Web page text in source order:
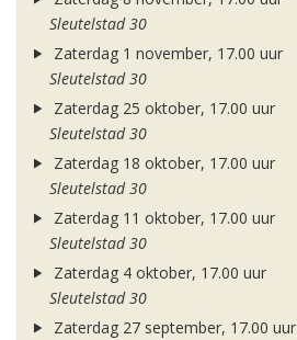
Sleutelstad 30
Zaterdag 1 november, 17.00 uur
Sleutelstad 30
Zaterdag 25 oktober, 17.00 uur
Sleutelstad 30
Zaterdag 18 oktober, 17.00 uur
Sleutelstad 30
Zaterdag 11 oktober, 17.00 uur
Sleutelstad 30
Zaterdag 4 oktober, 17.00 uur
Sleutelstad 30
Zaterdag 27 september, 17.00 uur